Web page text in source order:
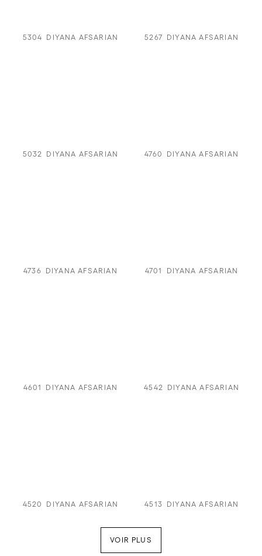
5304 DIYANA AFSARIAN 5267 DIYANA AFSARIAN
5032 DIYANA AFSARIAN 4760 DIYANA AFSARIAN
4736 DIYANA AFSARIAN 4701 DIYANA AFSARIAN
4601 DIYANA AFSARIAN 4542 DIYANA AFSARIAN
4520 DIYANA AFSARIAN 4513 DIYANA AFSARIAN
VOIR PLUS